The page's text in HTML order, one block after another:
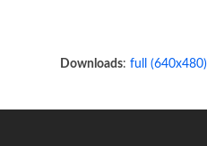
Downloads:full (640x480)